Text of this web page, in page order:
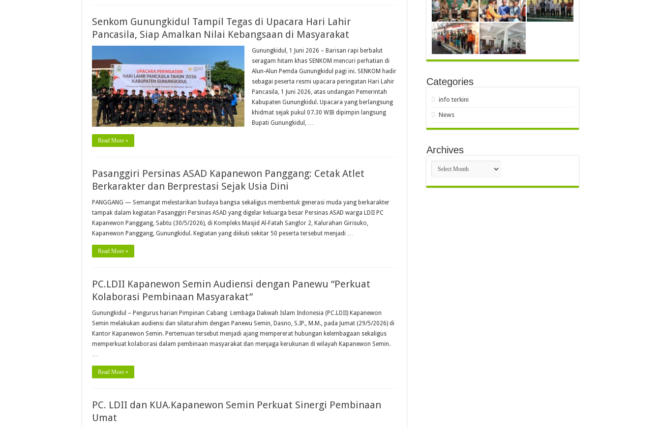
Senkom Gunungkidul Tampil Tegas di Upacara Hari Lahir
Pancasila, Siap Amalkan Nilai Kebangsaan di Masyarakat
Gunungkidul, 1 Juni 2026 – Barisan rapi berbalut
seragam hitam khas SENKOM mencuri perhatian di
Alun-Alun Pemda Gunungkidul pagi ini. SENKOM hadir
sebagai peserta resmi upacara peringatan Hari Lahir
Pancasila, 1 Juni 2026, atas undangan Pemerintah
Kabupaten Gunungkidul. Upacara yang berlangsung
khidmat sejak pukul 07.30 WIB dipimpin langsung
Bupati Gunungkidul, …
Read More »
Pasanggiri Persinas ASAD Kapanewon Panggang: Cetak Atlet
Berkarakter dan Berprestasi Sejak Usia Dini
PANGGANG — Semangat melestarikan budaya bangsa sekaligus membentuk generasi muda yang berkarakter
tampak dalam kegiatan Pasanggiri Persinas ASAD yang digelar keluarga besar Persinas ASAD warga LDII PC
Kapanewon Panggang, Sabtu (30/5/2026), di Kompleks Masjid Al-Fatah Sanglor 2, Kalurahan Girisuko,
Kapanewon Panggang, Gunungkidul. Kegiatan yang diikuti sekitar 50 peserta tersebut menjadi …
Read More »
PC.LDII Kapanewon Semin Audiensi dengan Panewu “Perkuat
Kolaborasi Pembinaan Masyarakat”
Gunungkidul – Pengurus harian Pimpinan Cabang Lembaga Dakwah Islam Indonesia (PC.LDII) ‎Kapanewon
Semin melakukan audiensi dan silaturahim dengan Panewu Semin, Dasno, S.IP., ‎M.M., pada Jumat (29/5/2026) di
Kantor Kapanewon Semin. Pertemuan tersebut menjadi ajang ‎mempererat hubungan kelembagaan sekaligus
memperkuat kolaborasi dalam pembinaan ‎masyarakat dan menjaga kerukunan di wilayah Kapanewon Semin.‎
…
Read More »
PC. LDII dan KUA.Kapanewon Semin Perkuat Sinergi Pembinaan
Umat
Categories
info terkini
News
Archives
Archives